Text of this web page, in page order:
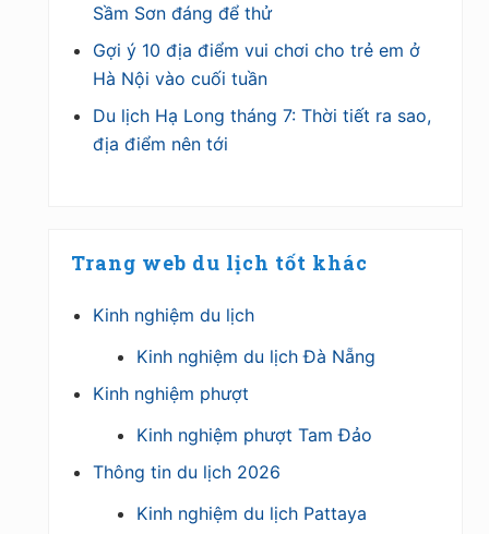
Sầm Sơn đáng để thử
Gợi ý 10 địa điểm vui chơi cho trẻ em ở
Hà Nội vào cuối tuần
Du lịch Hạ Long tháng 7: Thời tiết ra sao,
địa điểm nên tới
Trang web du lịch tốt khác
Kinh nghiệm du lịch
Kinh nghiệm du lịch Đà Nẵng
Kinh nghiệm phượt
Kinh nghiệm phượt Tam Đảo
Thông tin du lịch 2026
Kinh nghiệm du lịch Pattaya